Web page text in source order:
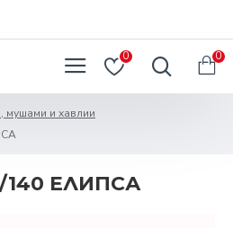
0 0
мушами и хавлии
ЕЛИПСА